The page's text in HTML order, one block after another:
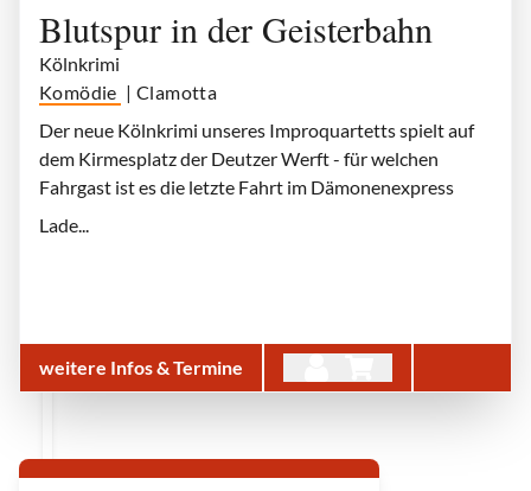
Blutspur in der Geisterbahn
Kölnkrimi
Komödie | Clamotta
Der neue Kölnkrimi unseres Improquartetts spielt auf
dem Kirmesplatz der Deutzer Werft - für welchen
Fahrgast ist es die letzte Fahrt im Dämonenexpress
Lade...
weitere Infos & Termine